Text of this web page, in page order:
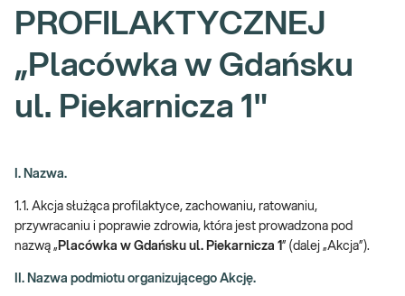
PROFILAKTYCZNEJ
„Placówka w Gdańsku
ul. Piekarnicza 1"
I. Nazwa.
1.1. Akcja służąca profilaktyce, zachowaniu, ratowaniu,
przywracaniu i poprawie zdrowia, która jest prowadzona pod
nazwą „ Placówka w Gdańsku ul. Piekarnicza 1” (dalej „Akcja”).
II. Nazwa podmiotu organizującego Akcję.